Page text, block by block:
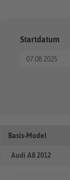
Startdatum
Basis-Model
Audi A8 2012